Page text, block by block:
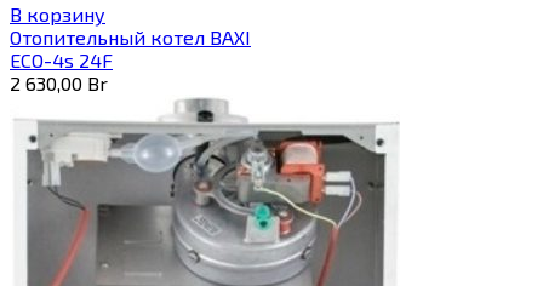
В корзину
Отопительный котел BAXI
ECO-4s 24F
2 630,00 Br